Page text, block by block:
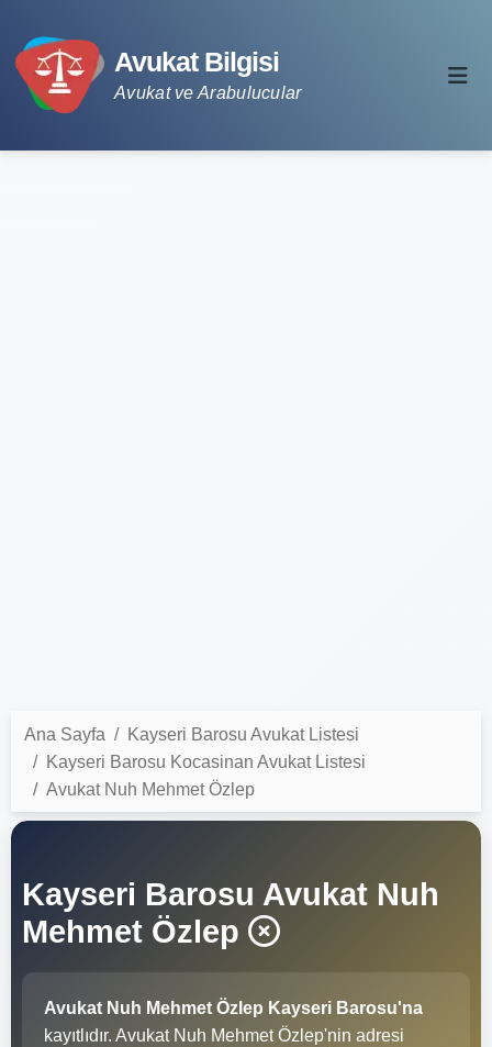
Avukat Bilgisi
Avukat ve Arabulucular
Ana Sayfa
Kayseri Barosu Avukat Listesi
Kayseri Barosu Kocasinan Avukat Listesi
Avukat Nuh Mehmet Özlep
Kayseri Barosu Avukat Nuh
Mehmet Özlep
Avukat Nuh Mehmet Özlep Kayseri Barosu'na
kayıtlıdır. Avukat Nuh Mehmet Özlep'nin adresi